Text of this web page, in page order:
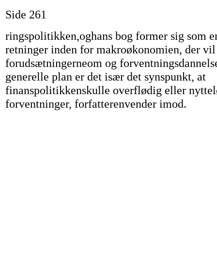
Side 261
ringspolitikken,oghans bog former sig som
retninger inden for makroøkonomien, der
forudsætningerneom og
generelle plan er det især det synspunkt, at
finanspolitikkenskulle overflødig eller
forventninger, forfatterenvender imod.